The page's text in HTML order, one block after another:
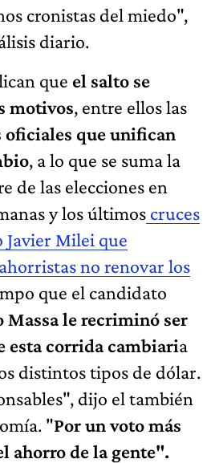
cronistas del miedo",
diario.
que el salto se
motivos, entre ellos las
que unifican
, a lo que se suma la
de las elecciones en
y los últimos cruces
Milei que
no renovar los
que el candidato
Massa le recriminó ser
esta corrida cambiaria
distintos tipos de dólar.
dijo el también
"Por un voto más
ahorro de la gente".